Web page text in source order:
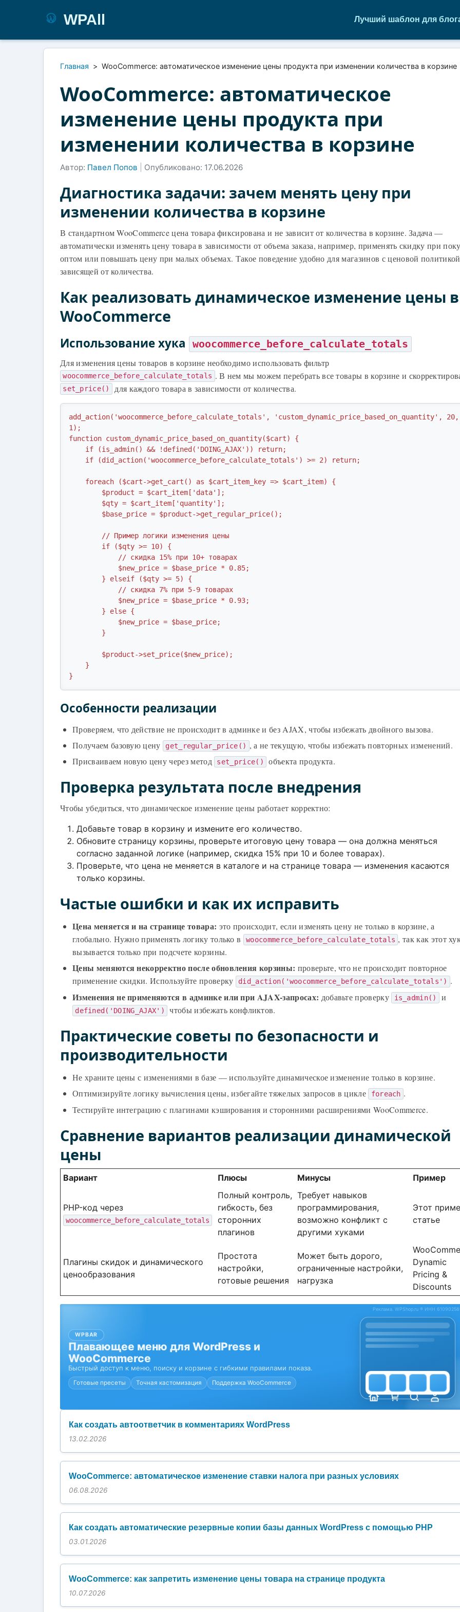
WPAll Лучший шаблон для
Главная > WooCommerce: автоматическое изменение цены продукта при изменении количества в корзине
WooCommerce: автоматическое
изменение цены продукта при
изменении количества в корзине
Автор: Павел Попов Опубликовано: 17.06.2026
Диагностика задачи: зачем менять цену при
изменении количества в корзине
В стандартном WooCommerce цена товара фиксирована и не зависит от количества в корзине. Задача —
автоматически изменять цену товара в зависимости от объема заказа, например, применять скидку при
оптом или повышать цену при малых объемах. Такое поведение удобно для магазинов с ценовой
зависящей от количества.
Как реализовать динамическое изменение цены в
WooCommerce
Использование хука woocommerce_before_calculate_totals
Для изменения цены товаров в корзине необходимо использовать фильтр
woocommerce_before_calculate_totals . В нем мы можем перебрать все товары в корзине и
set_price() для каждого товара в зависимости от количества.
add_action('woocommerce_before_calculate_totals', 'custom_dynamic_price_based_on_quantity',
1);
function custom_dynamic_price_based_on_quantity($cart) {
}
Особенности реализации
Проверяем, что действие не происходит в админке и без AJAX, чтобы избежать двойного вызова.
Получаем базовую цену
get_regular_price() , а не текущую, чтобы избежать повторных изменений.
Присваиваем новую цену через метод
set_price() объекта продукта.
Проверка результата после внедрения
Чтобы убедиться, что динамическое изменение цены работает корректно:
Добавьте товар в корзину и измените его количество.
Обновите страницу корзины, проверьте итоговую цену товара — она должна меняться
согласно заданной логике (например, скидка 15% при 10 и более товарах).
Проверьте, что цена не меняется в каталоге и на странице товара — изменения касаются
только корзины.
Частые ошибки и как их исправить
Цена меняется и на странице товара: это происходит, если изменять цену не только в корзине, а
глобально. Нужно применять логику только в
woocommerce_before_calculate_totals , так как этот
вызывается только при подсчете корзины.
Цены меняются некорректно после обновления корзины: проверьте, что не происходит повторное
применение скидки. Используйте проверку
did_action('woocommerce_before_calculate_totals') .
Изменения не применяются в админке или при AJAX-запросах: добавьте проверку is_admin() и
defined('DOING_AJAX') чтобы избежать конфликтов.
Практические советы по безопасности и
производительности
Не храните цены с изменениями в базе — используйте динамическое изменение только в корзине.
Оптимизируйте логику вычисления цены, избегайте тяжелых запросов в цикле
foreach .
Тестируйте интеграцию с плагинами кэширования и сторонними расширениями WooCommerce.
Сравнение вариантов реализации динамической
цены
Вариант Плюсы Минусы Пример
PHP-код через
woocommerce_before_calculate_totals
Полный контроль,
гибкость, без
сторонних
плагинов
Требует навыков
программирования,
возможно конфликт с
другими хуками
Этот
статье
Плагины скидок и динамического
ценообразования
Простота
настройки,
готовые решения
Может быть дорого,
ограниченные настройки,
нагрузка
Dynamic
Pricing &
Discounts
Как создать автоответчик в комментариях WordPress
13.02.2026
WooCommerce: автоматическое изменение ставки налога при разных условиях
06.08.2026
Как создать автоматические резервные копии базы данных WordPress с помощью PHP
03.01.2026
WooCommerce: как запретить изменение цены товара на странице продукта
10.07.2026